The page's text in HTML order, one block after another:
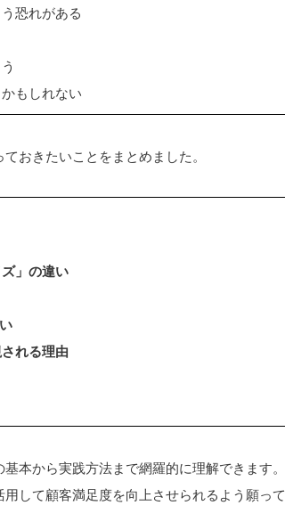
恐れがある
もしれない
おきたいことをまとめました。
」の違い
れる理由
本から実践方法まで網羅的に理解できます。
して顧客満足度を向上させられるよう願って